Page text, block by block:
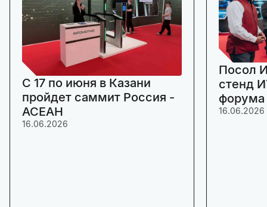
C 17 по июня в Казани
пройдет саммит Россия -
АСЕАН
16.06.2026
Посол
стенд
16.06.2026